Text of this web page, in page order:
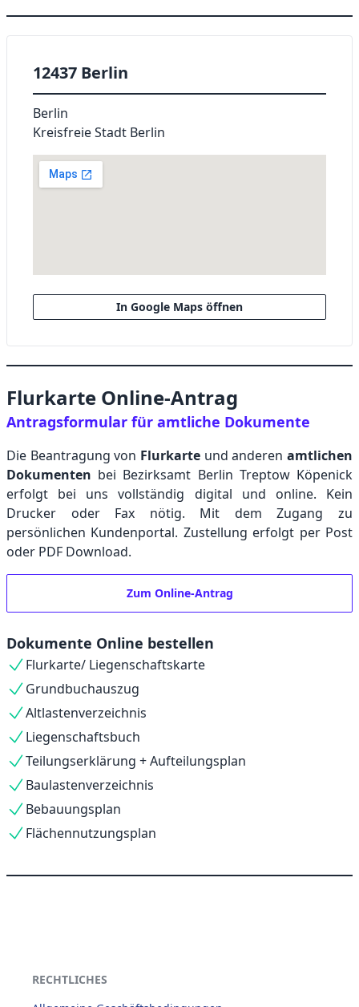
12437 Berlin
Berlin
Kreisfreie Stadt Berlin
In Google Maps öffnen
Flurkarte Online-Antrag
Antragsformular für amtliche Dokumente
Die Beantragung von Flurkarte und anderen amtlichen
Dokumenten bei Bezirksamt Berlin Treptow Köpenick
erfolgt bei uns vollständig digital und online. Kein
Drucker oder Fax nötig. Mit dem Zugang zu
persönlichen Kundenportal. Zustellung erfolgt per Post
oder PDF Download.
Zum Online-Antrag
Dokumente Online bestellen
Flurkarte/ Liegenschaftskarte
Grundbuchauszug
Altlastenverzeichnis
Liegenschaftsbuch
Teilungserklärung + Aufteilungsplan
Baulastenverzeichnis
Bebauungsplan
Flächennutzungsplan
RECHTLICHES